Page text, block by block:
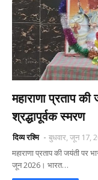
महाराणा प्रताप
श्रद्धापूर्वक स्मरण
दिव्य रश्मि
बुधवार, जून 17,
महाराणा प्रताप की जयंती पर
जून 2026। भारत…